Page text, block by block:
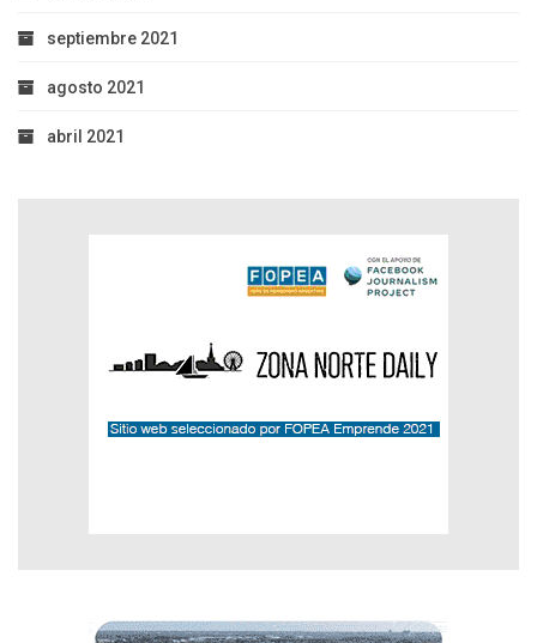
septiembre 2021
agosto 2021
abril 2021